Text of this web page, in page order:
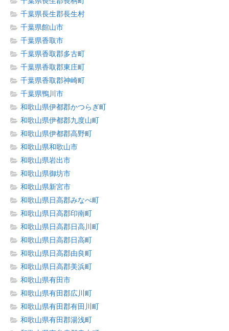
千葉県長生郡長生村
千葉県館山市
千葉県香取市
千葉県香取郡多古町
千葉県香取郡東庄町
千葉県香取郡神崎町
千葉県鴨川市
和歌山県伊都郡かつらぎ町
和歌山県伊都郡九度山町
和歌山県伊都郡高野町
和歌山県和歌山市
和歌山県岩出市
和歌山県御坊市
和歌山県新宮市
和歌山県日高郡みなべ町
和歌山県日高郡印南町
和歌山県日高郡日高川町
和歌山県日高郡日高町
和歌山県日高郡由良町
和歌山県日高郡美浜町
和歌山県有田市
和歌山県有田郡広川町
和歌山県有田郡有田川町
和歌山県有田郡湯浅町